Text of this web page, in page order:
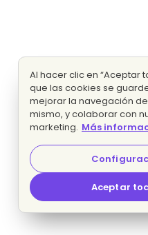
Al hacer clic en “Aceptar
que las cookies se
mejorar la navegación
mismo, y colaborar con
marketing. Más
Aceptar